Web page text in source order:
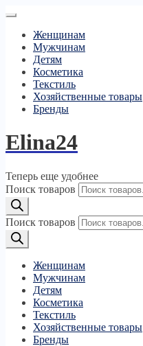
Женщинам
Мужчинам
Детям
Косметика
Текстиль
Хозяйственные товары
Бренды
Elina24
Теперь еще удобнее
Поиск товаров
Поиск товаров
Женщинам
Мужчинам
Детям
Косметика
Текстиль
Хозяйственные товары
Бренды